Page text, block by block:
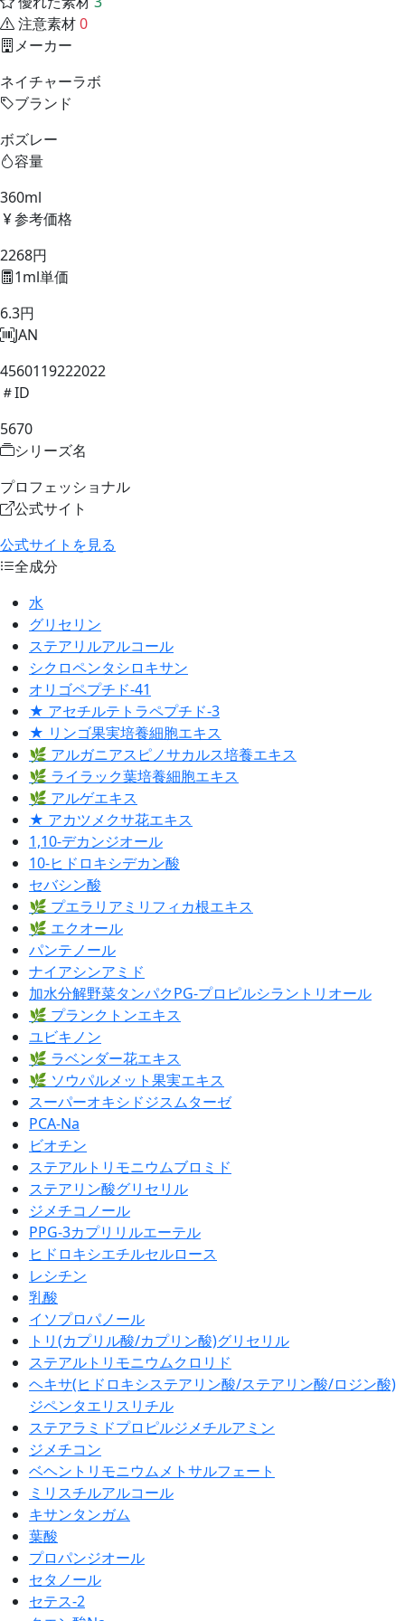
注意素材0
メーカー
ネイチャーラボ
ブランド
ボズレー
容量
360ml
参考価格
2268円
1ml単価
6.3円
JAN
4560119222022
ID
5670
シリーズ名
プロフェッショナル
公式サイト
公式サイトを見る
全成分
水
グリセリン
ステアリルアルコール
シクロペンタシロキサン
オリゴペプチド-41
★ アセチルテトラペプチド-3
★ リンゴ果実培養細胞エキス
🌿 アルガニアスピノサカルス培養エキス
🌿 ライラック葉培養細胞エキス
🌿 アルゲエキス
★ アカツメクサ花エキス
1,10-デカンジオール
10-ヒドロキシデカン酸
セバシン酸
🌿 プエラリアミリフィカ根エキス
🌿 エクオール
パンテノール
ナイアシンアミド
加水分解野菜タンパクPG-プロピルシラントリオール
🌿 プランクトンエキス
ユビキノン
🌿 ラベンダー花エキス
🌿 ソウパルメット果実エキス
スーパーオキシドジスムターゼ
PCA-Na
ビオチン
ステアルトリモニウムブロミド
ステアリン酸グリセリル
ジメチコノール
PPG-3カプリリルエーテル
ヒドロキシエチルセルロース
レシチン
乳酸
イソプロパノール
トリ(カプリル酸/カプリン酸)グリセリル
ステアルトリモニウムクロリド
ヘキサ(ヒドロキシステアリン酸/ステアリン酸/ロジン酸)
ジペンタエリスリチル
ステアラミドプロピルジメチルアミン
ジメチコン
ベヘントリモニウムメトサルフェート
ミリスチルアルコール
キサンタンガム
葉酸
プロパンジオール
セタノール
セテス-2